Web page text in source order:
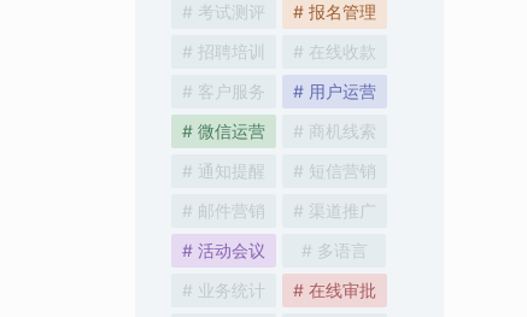
# 考试测评
# 报名管理
# 招聘培训
# 在线收款
# 客户服务
# 用户运营
# 微信运营
# 商机线索
# 通知提醒
# 短信营销
# 邮件营销
# 渠道推广
# 活动会议
# 多语言
# 业务统计
# 在线审批